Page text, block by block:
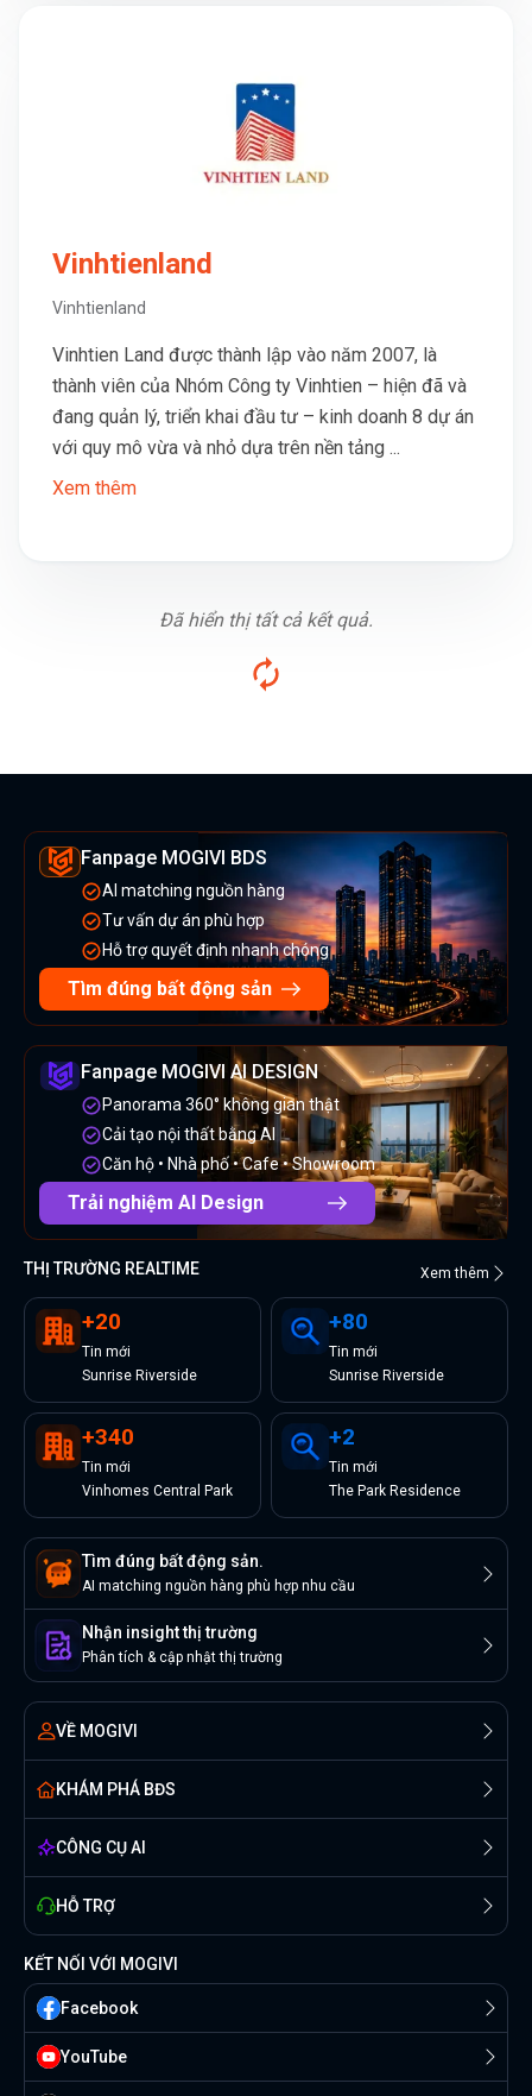
Vinhtienland
Vinhtienland
Vinhtien Land được thành lập vào năm 2007, là
thành viên của Nhóm Công ty Vinhtien – hiện đã và
đang quản lý, triển khai đầu tư – kinh doanh 8 dự án
với quy mô vừa và nhỏ dựa trên nền tảng ...
Xem thêm
Đã hiển thị tất cả kết quả.
Fanpage MOGIVI BDS
AI matching nguồn hàng
Tư vấn dự án phù hợp
Hỗ trợ quyết định nhanh chóng
Tìm đúng bất động sản
Fanpage MOGIVI AI DESIGN
Panorama 360° không gian thật
Cải tạo nội thất bằng AI
Căn hộ • Nhà phố • Cafe • Showroom
Trải nghiệm AI Design
THỊ TRƯỜNG REALTIME Xem thêm
+20
Tin mới
Sunrise Riverside
+80
Tin mới
Sunrise Riverside
+340
Tin mới
Vinhomes Central Park
+2
Tin mới
The Park Residence
Tìm đúng bất động sản.
AI matching nguồn hàng phù hợp nhu cầu
Nhận insight thị trường
Phân tích & cập nhật thị trường
VỀ MOGIVI
KHÁM PHÁ BĐS
CÔNG CỤ AI
HỖ TRỢ
KẾT NỐI VỚI MOGIVI
Facebook
YouTube